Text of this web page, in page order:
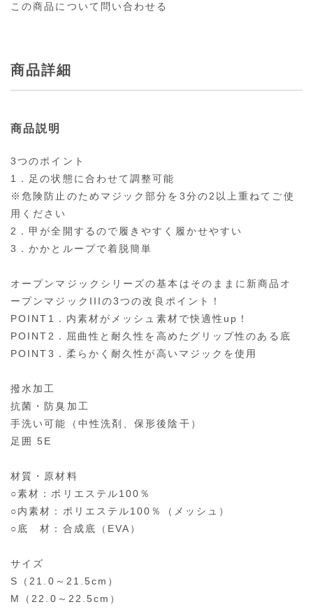
この商品について問い合わせる
商品詳細
商品説明
3つのポイント
1．足の状態に合わせて調整可能
※危険防止のためマジック部分を3分の2以上重ねてご使
用ください
2．甲が全開するので履きやすく履かせやすい
3．かかとループで着脱簡単
オープンマジックシリーズの基本はそのままに新商品オ
ープンマジックIIIの3つの改良ポイント！
POINT1．内素材がメッシュ素材で快適性up！
POINT2．屈曲性と耐久性を高めたグリップ性のある底
POINT3．柔らかく耐久性が高いマジックを使用
撥水加工
抗菌・防臭加工
手洗い可能（中性洗剤、保形後陰干）
足囲 5E
材質・原材料
○素材：ポリエステル100％
○内素材：ポリエステル100％（メッシュ）
○底 材：合成底（EVA）
サイズ
S（21.0～21.5cm）
M（22.0～22.5cm）